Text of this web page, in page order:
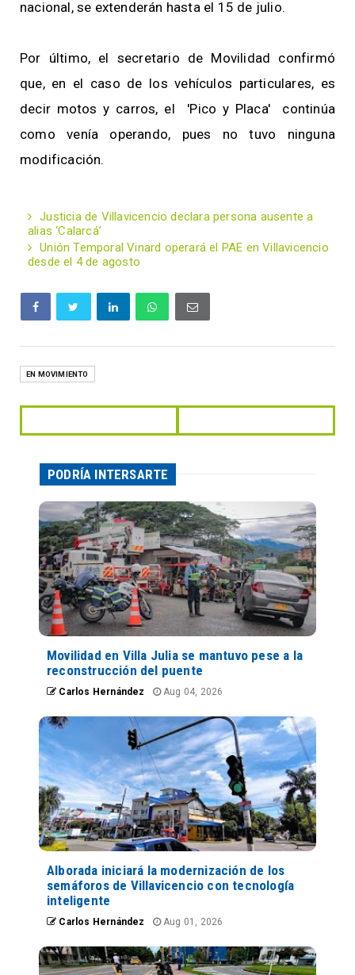
nacional, se extenderán hasta el 15 de julio.
Por último, el secretario de Movilidad confirmó
que, en el caso de los vehículos particulares, es
decir motos y carros, el 'Pico y Placa' continúa
como venía operando, pues no tuvo ninguna
modificación.
Justicia de Villavicencio declara persona ausente a
alias ‘Calarcá’
Unión Temporal Vinard operará el PAE en Villavicencio
desde el 4 de agosto
EN MOVIMIENTO
PODRÍA INTERSARTE
Movilidad en Villa Julia se mantuvo pese a la
reconstrucción del puente
Carlos Hernández Aug 04, 2026
Alborada iniciará la modernización de los
semáforos de Villavicencio con tecnología
inteligente
Carlos Hernández Aug 01, 2026